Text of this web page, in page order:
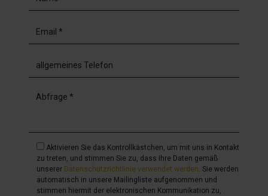
Aktivieren Sie das Kontrollkästchen, um mit uns in Kontakt
zu treten, und stimmen Sie zu, dass Ihre Daten gemäß
unserer Datenschutzrichtlinie verwendet werden . Sie werden
automatisch in unsere Mailingliste aufgenommen und
stimmen hiermit der elektronischen Kommunikation zu,